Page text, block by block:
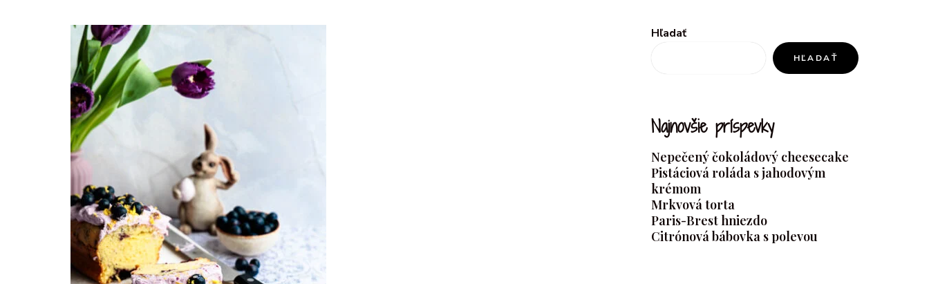
Hľadať
HĽADAŤ
Najnovšie príspevky
Nepečený čokoládový cheesecake
Pistáciová roláda s jahodovým
krémom
Mrkvová torta
Paris-Brest hniezdo
Citrónová bábovka s polevou